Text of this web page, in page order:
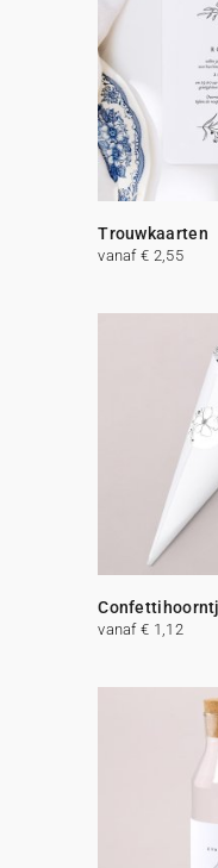
Trouwkaarten
vanaf € 2,55
vanaf € 1,12